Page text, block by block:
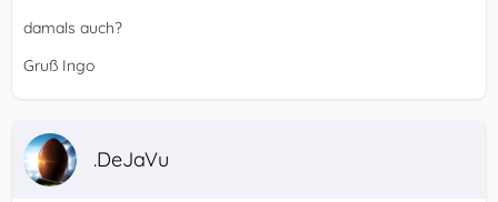
damals auch?
Gruß Ingo
.DeJaVu